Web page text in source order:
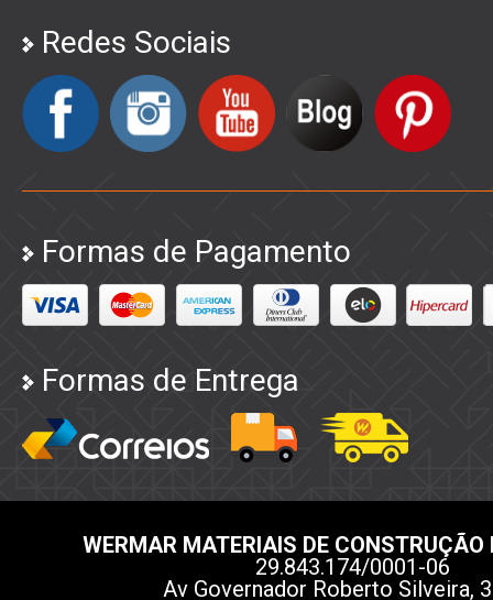
Redes Sociais
Formas de Pagamento
Formas de Entrega
WERMAR MATERIAIS DE CONSTRUÇÃO
29.843.174/0001-06
Av Governador Roberto Silveira,